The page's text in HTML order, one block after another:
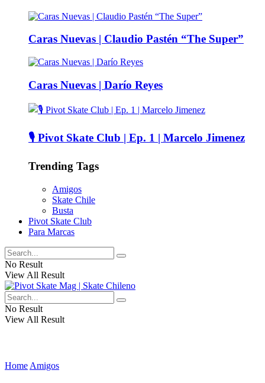
Caras Nuevas | Claudio Pastén “The Super”
Caras Nuevas | Darío Reyes
🎙️ Pivot Skate Club | Ep. 1 | Marcelo Jimenez
Trending Tags
Amigos
Skate Chile
Busta
Pivot Skate Club
Para Marcas
No Result
View All Result
No Result
View All Result
Home Amigos